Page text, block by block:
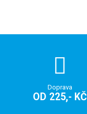
Doprava
OD 225,- KČ